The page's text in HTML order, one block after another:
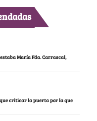
María Fda. Carrascal,
criticar la puerta por la que